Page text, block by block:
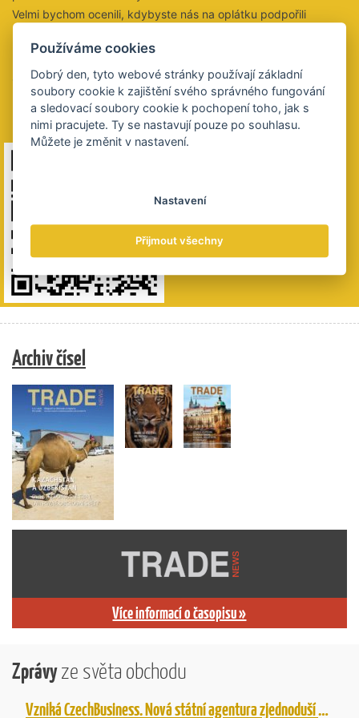
Velmi bychom ocenili, kdybyste nás na oplátku podpořili
peněžitým darem na tento účet:
2021853028/5500
QR kód obsahuje údaje k platbě. Výše částky je na vás,
budeme si vážit všech darovaných plateb.
Děkujeme 😊
Archiv čísel
Více informací o časopisu »
Zprávyze světa obchodu
Vzniká CzechBusiness. Nová státní agentura zjednoduší podporu českých firem
Používáme cookies
Dobrý den, tyto webové stránky používají základní
soubory cookie k zajištění svého správného fungování
a sledovací soubory cookie k pochopení toho, jak s
nimi pracujete. Ty se nastavují pouze po souhlasu.
Můžete je změnit v nastavení.
Nastavení
Přijmout všechny